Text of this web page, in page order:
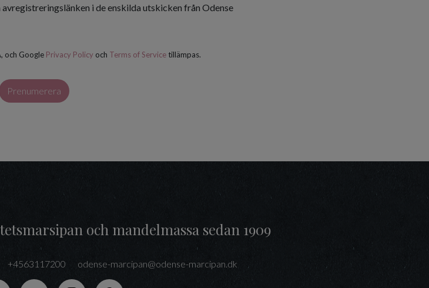
i de enskilda utskicken från Odense
och Google Privacy Policy och Terms of Servicetillämpas.
Prenumerera
och mandelmassa sedan 1909
+4563117200 odense-marcipan@odense-marcipan.dk